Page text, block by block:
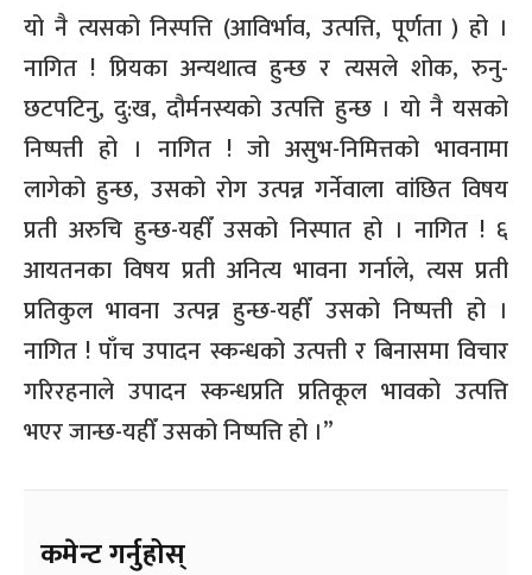
यो नै त्यसको निस्पत्ति (आविर्भाव, उत्पत्ति, पूर्णता ) हो ।
नागित ! प्रियका अन्यथात्व हुन्छ र त्यसले शोक, रुनु-
छटपटिनु, दु:ख, दौर्मनस्यको उत्पत्ति हुन्छ । यो नै यसको
निष्पत्ती हो । नागित ! जो असुभ-निमित्तको भावनामा
लागेको हुन्छ, उसको रोग उत्पन्न गर्नेवाला वांछित विषय
प्रती अरुचि हुन्छ-यहीँ उसको निस्पात हो । नागित ! ६
आयतनका विषय प्रती अनित्य भावना गर्नाले, त्यस प्रती
प्रतिकुल भावना उत्पन्न हुन्छ-यहीँ उसको निष्पत्ती हो ।
नागित ! पाँच उपादन स्कन्धको उत्पत्ती र बिनासमा विचार
गरिरहनाले उपादन स्कन्धप्रति प्रतिकूल भावको उत्पत्ति
भएर जान्छ-यहीँ उसको निष्पत्ति हो ।”
कमेन्ट गर्नुहोस्